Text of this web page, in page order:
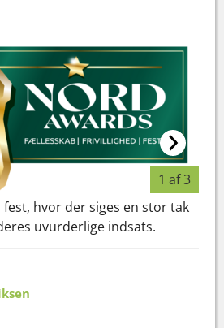
1 af 3
hvor der siges en stor tak
uvurderlige indsats.